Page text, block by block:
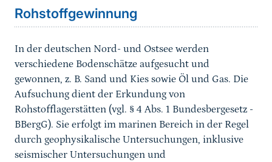
Rohstoffgewinnung
In der deutschen Nord- und Ostsee werden
verschiedene Bodenschätze aufgesucht und
gewonnen, z. B. Sand und Kies sowie Öl und Gas. Die
Aufsuchung dient der Erkundung von
Rohstofflagerstätten (vgl. § 4 Abs. 1 Bundesbergesetz -
BBergG). Sie erfolgt im marinen Bereich in der Regel
durch geophysikalische Untersuchungen, inklusive
seismischer Untersuchungen und